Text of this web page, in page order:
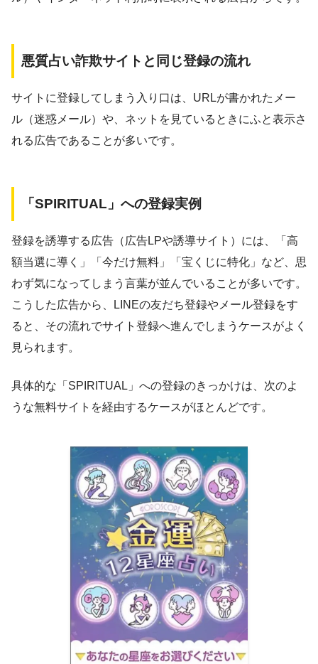
悪質占い詐欺サイトと同じ登録の流れ
サイトに登録してしまう入り口は、URLが書かれたメー
ル（迷惑メール）や、ネットを見ているときにふと表示さ
れる広告であることが多いです。
「SPIRITUAL」への登録実例
登録を誘導する広告（広告LPや誘導サイト）には、「高
額当選に導く」「今だけ無料」「宝くじに特化」など、思
わず気になってしまう言葉が並んでいることが多いです。
こうした広告から、LINEの友だち登録やメール登録をす
ると、その流れでサイト登録へ進んでしまうケースがよく
見られます。
具体的な「SPIRITUAL」への登録のきっかけは、次のよ
うな無料サイトを経由するケースがほとんどです。